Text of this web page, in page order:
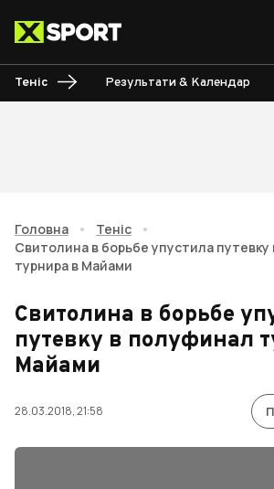
Теніс Результати & Календар
Головна • Теніс
•
Свитолина в борьбе упустила
турнира в Майами
Свитолина в борьбе
путевку в полуфинал
Майами
28.03.2018, 21:58